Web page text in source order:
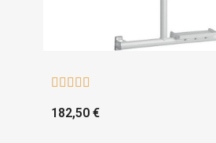
    
182,50 €